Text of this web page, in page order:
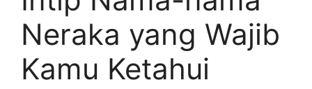
Neraka yang Wajib
Kamu Ketahui